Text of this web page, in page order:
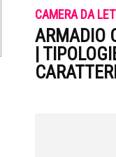
CAMERA DA
ARMADIO
|